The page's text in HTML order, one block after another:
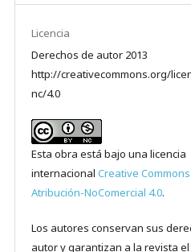
Licencia
Derechos de autor 2013
http://creativecommons.org/
nc/4.0
Esta obra está bajo una licencia
internacionalCreative Commons
Atribución-NoComercial 4.0.
Los autores conservan sus
autor y garantizan a la revista